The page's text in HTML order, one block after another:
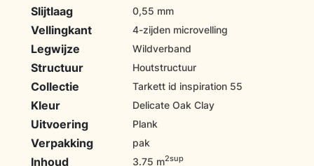
Slijtlaag 0,55 mm
Vellingkant 4-zijden microvelling
Legwijze Wildverband
Structuur Houtstructuur
Collectie Tarkett id inspiration 55
Kleur Delicate Oak Clay
Uitvoering Plank
Verpakking pak
Inhoud 3.75 m2sup